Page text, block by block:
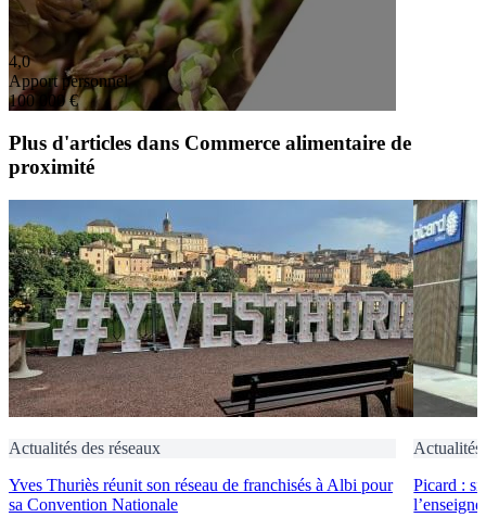
4,0
Apport personnel
100 000 €
Plus d'articles dans Commerce alimentaire de
proximité
Actualités des réseaux
Yves Thuriès réunit son réseau de franchisés à Albi pour
sa Convention Nationale
Actualités
Picard :